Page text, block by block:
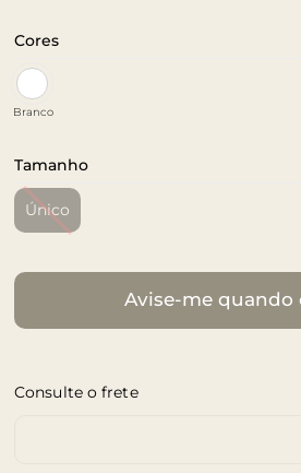
Cores
Branco
Tamanho
Único
Avise-me quando
Consulte o frete